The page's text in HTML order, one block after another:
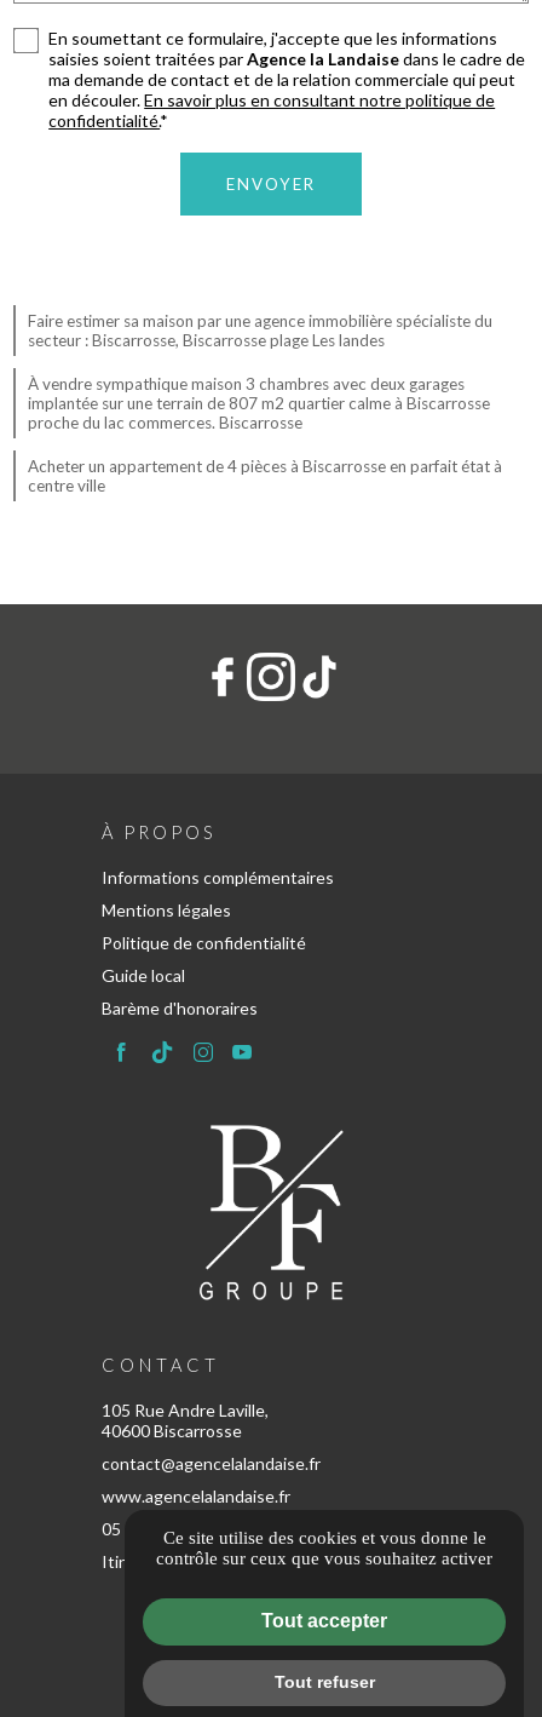
En soumettant ce formulaire, j'accepte que les informations
saisies soient traitées parAgence la Landaisedans le cadre de
ma demande de contact et de la relation commerciale qui peut
en découler.En savoir plus en consultant notre politique de
confidentialité.*
Faire estimer sa maison par une agence immobilière spécialiste du
secteur : Biscarrosse, Biscarrosse plage Les landes
À vendre sympathique maison 3 chambres avec deux garages
implantée sur une terrain de 807 m2 quartier calme à Biscarrosse
proche du lac commerces. Biscarrosse
Acheter un appartement de 4 pièces à Biscarrosse en parfait état à
centre ville
À PROPOS
Informations complémentaires
Mentions légales
Politique de confidentialité
Guide local
Barème d'honoraires
CONTACT
105 Rue Andre Laville,
40600 Biscarrosse
contact@agencelalandaise.fr
www.agencelalandaise.fr
05 67 80 57 65
Itinéraire
ESPACE CLIENT
Ce site utilise des cookies et vous donne le
contrôle sur ceux que vous souhaitez activer
Tout accepter
Tout refuser